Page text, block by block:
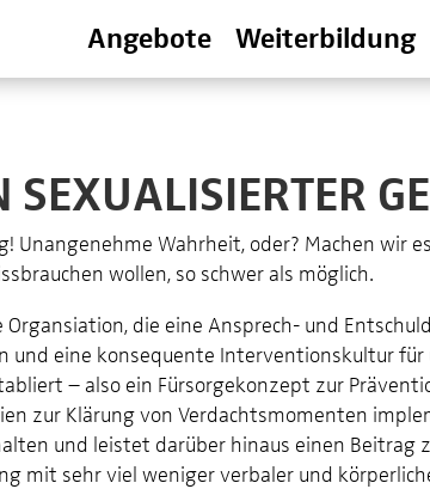
Angebote Weiterbildung
SEXUALISIERTER
Unangenehme Wahrheit, oder? Machen wir
wollen, so schwer als möglich.
Organsiation, die eine Ansprech- und
und eine konsequente Interventionskultur
– also ein Fürsorgekonzept zur
zur Klärung von Verdachtsmomenten
und leistet darüber hinaus einen Beitrag
mit sehr viel weniger verbaler und